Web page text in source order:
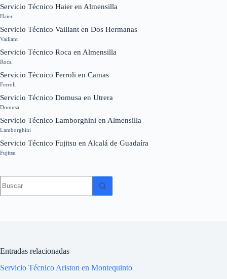
Servicio Técnico Haier en Almensilla
Haier
Servicio Técnico Vaillant en Dos Hermanas
Vaillant
Servicio Técnico Roca en Almensilla
Roca
Servicio Técnico Ferroli en Camas
Ferroli
Servicio Técnico Domusa en Utrera
Domusa
Servicio Técnico Lamborghini en Almensilla
Lamborghini
Servicio Técnico Fujitsu en Alcalá de Guadaíra
Fujitsu
resultados
Entradas relacionadas
Servicio Técnico Ariston en Montequinto